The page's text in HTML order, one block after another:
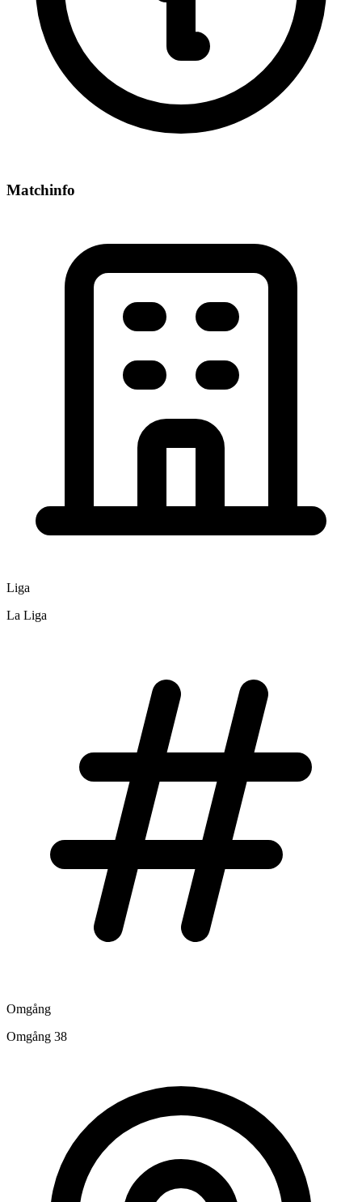
Matchinfo
Liga
La Liga
Omgång
Omgång 38